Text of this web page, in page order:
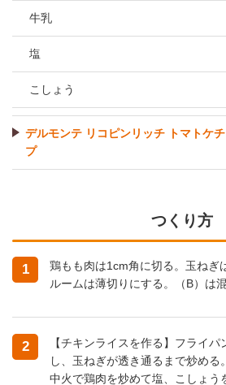
牛乳
塩
こしょう
デルモンテ リコピンリッチ トマトケ
プ
つくり方
1
鶏もも肉は1cm角に切る。玉ねぎ
ルームは薄切りにする。（B）は
2
【チキンライスを作る】フライ
し、玉ねぎが透き通るまで炒め
中火で鶏肉を炒めて塩、こしょう